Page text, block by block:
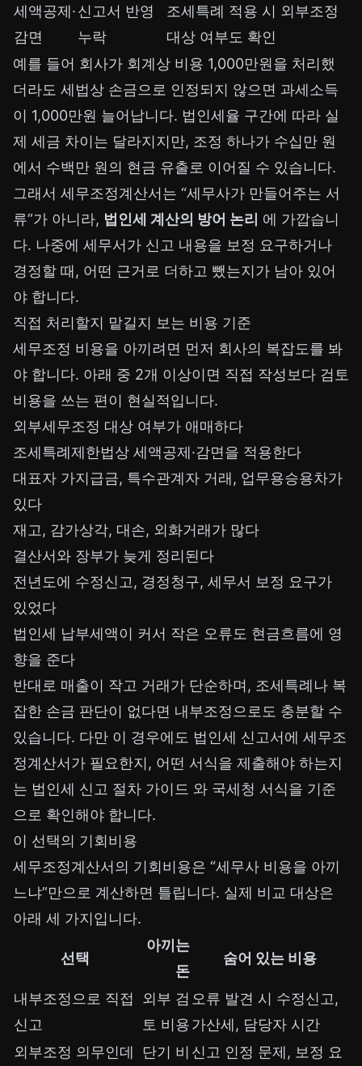
세액공제·
감면
신고서 반영
누락
조세특례 적용 시 외부조정
대상 여부도 확인
예를 들어 회사가 회계상 비용 1,000만원을 처리했
더라도 세법상 손금으로 인정되지 않으면 과세소득
이 1,000만원 늘어납니다. 법인세율 구간에 따라 실
제 세금 차이는 달라지지만, 조정 하나가 수십만 원
에서 수백만 원의 현금 유출로 이어질 수 있습니다.
그래서 세무조정계산서는 “세무사가 만들어주는 서
류”가 아니라, 법인세 계산의 방어 논리 에 가깝습니
다. 나중에 세무서가 신고 내용을 보정 요구하거나
경정할 때, 어떤 근거로 더하고 뺐는지가 남아 있어
야 합니다.
직접 처리할지 맡길지 보는 비용 기준
세무조정 비용을 아끼려면 먼저 회사의 복잡도를 봐
야 합니다. 아래 중 2개 이상이면 직접 작성보다 검토
비용을 쓰는 편이 현실적입니다.
외부세무조정 대상 여부가 애매하다
조세특례제한법상 세액공제·감면을 적용한다
대표자 가지급금, 특수관계자 거래, 업무용승용차가
있다
재고, 감가상각, 대손, 외화거래가 많다
결산서와 장부가 늦게 정리된다
전년도에 수정신고, 경정청구, 세무서 보정 요구가
있었다
법인세 납부세액이 커서 작은 오류도 현금흐름에 영
향을 준다
반대로 매출이 작고 거래가 단순하며, 조세특례나 복
잡한 손금 판단이 없다면 내부조정으로도 충분할 수
있습니다. 다만 이 경우에도 법인세 신고서에 세무조
정계산서가 필요한지, 어떤 서식을 제출해야 하는지
는 법인세 신고 절차 가이드 와 국세청 서식을 기준
으로 확인해야 합니다.
이 선택의 기회비용
세무조정계산서의 기회비용은 “세무사 비용을 아끼
느냐”만으로 계산하면 틀립니다. 실제 비교 대상은
아래 세 가지입니다.
선택
아끼는
돈
숨어 있는 비용
내부조정으로 직접
신고
외부 검
토 비용
오류 발견 시 수정신고,
가산세, 담당자 시간
외부조정 의무인데
단기 비 신고 인정 문제, 보정 요